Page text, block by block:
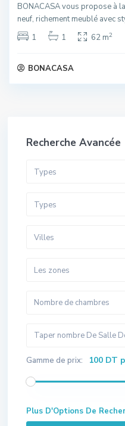
BONACASA vous propose à
neuf, richement meublé avec
1
1 62 m2
BONACASA
Recherche Avancée
Types
Types
Villes
Les zones
Gamme de prix: 100 DT
Plus D'Options De